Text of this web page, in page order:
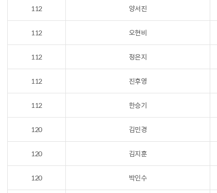
112 양서진
112 오현비
112 정은지
112 진후영
112 한승기
120 김민경
120 김지훈
120 박인수